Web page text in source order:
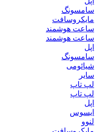
سامسونگ
مایکروسافت
ساعت هوشمند
ساعت هوشمند
اپل
سامسونگ
شیائومی
سایر
لپ تاپ
لپ تاپ
اپل
ایسوس
لنوو